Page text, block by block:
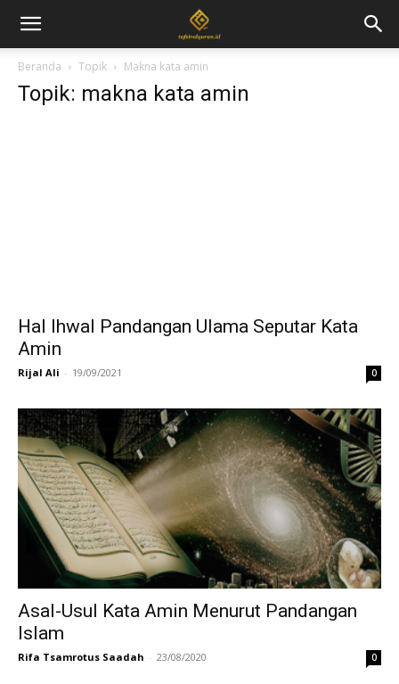
Beranda Topik Makna kata amin
Topik: makna kata amin
Hal Ihwal Pandangan Ulama Seputar Kata
Amin
Rijal Ali - 19/09/2021 0
Asal-Usul Kata Amin Menurut Pandangan
Islam
Rifa Tsamrotus Saadah - 23/08/2020 0